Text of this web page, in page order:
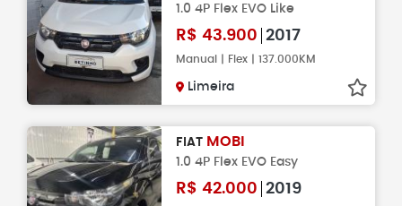
1.0 4P Flex EVO Like
R$ 43.900 2017
Manual | Flex | 137.000KM
Limeira
FIAT MOBI
1.0 4P Flex EVO Easy
R$ 42.000 2019